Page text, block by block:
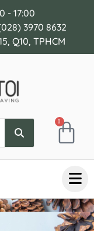
- 17:00
3970 8632
Q10, TPHCM
0